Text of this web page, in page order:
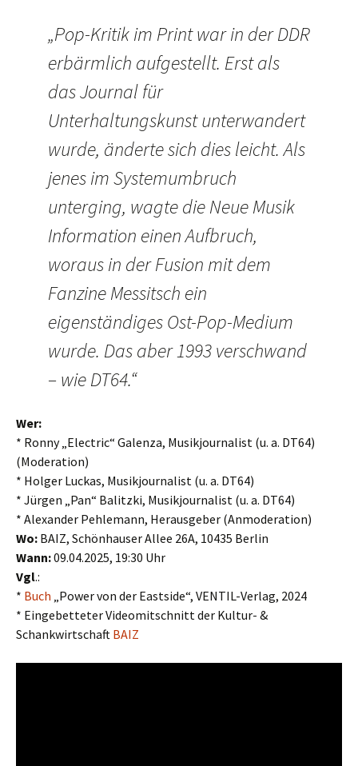
„Pop-Kritik im Print war in der DDR
erbärmlich aufgestellt. Erst als
das Journal für
Unterhaltungskunst unterwandert
wurde, änderte sich dies leicht. Als
jenes im Systemumbruch
unterging, wagte die Neue Musik
Information einen Aufbruch,
woraus in der Fusion mit dem
Fanzine Messitsch ein
eigenständiges Ost-Pop-Medium
wurde. Das aber 1993 verschwand
– wie DT64.“
Wer:
* Ronny „Electric“ Galenza, Musikjournalist (u. a. DT64)
(Moderation)
* Holger Luckas, Musikjournalist (u. a. DT64)
* Jürgen „Pan“ Balitzki, Musikjournalist (u. a. DT64)
* Alexander Pehlemann, Herausgeber (Anmoderation)
Wo: BAIZ, Schönhauser Allee 26A, 10435 Berlin
Wann:09.04.2025, 19:30 Uhr
Vgl.:
* Buch „Power von der Eastside“, VENTIL-Verlag, 2024
* Eingebetteter Videomitschnitt der Kultur- &
Schankwirtschaft BAIZ